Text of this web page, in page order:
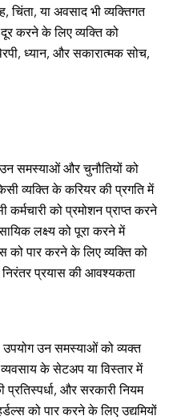
चिंता, या अवसाद भी व्यक्तिगत
करने के लिए व्यक्ति को
ध्यान, और सकारात्मक सोच,
समस्याओं और चुनौतियों को
व्यक्ति के करियर की प्रगति में
को प्रमोशन प्राप्त करने
लक्ष्य को पूरा करने में
पार करने के लिए व्यक्ति को
प्रयास की आवश्यकता
उपयोग उन समस्याओं को व्यक्त
के सेटअप या विस्तार में
और सरकारी नियम
को पार करने के लिए उद्यमियों